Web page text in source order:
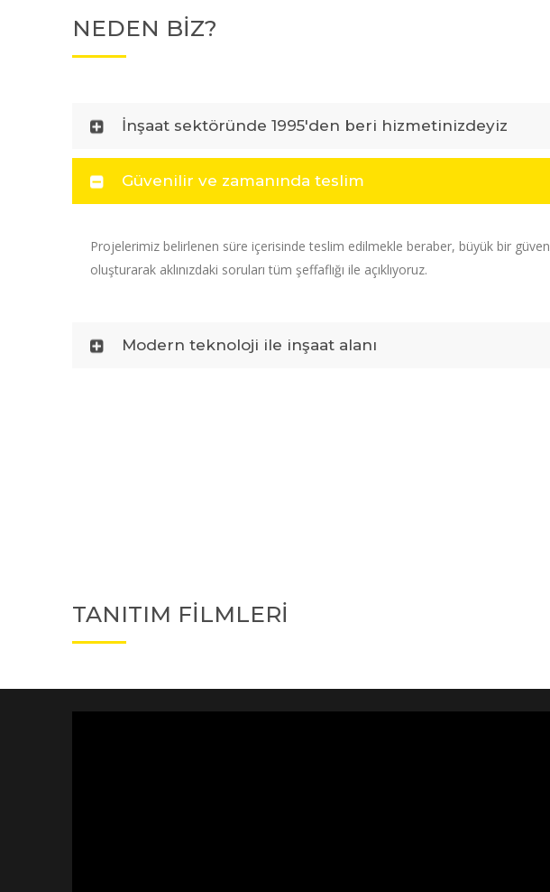
NEDEN BİZ?
İnşaat sektöründe 1995'den beri hizmetinizdeyiz
Güvenilir ve zamanında teslim
Projelerimiz belirlenen süre içerisinde teslim edilmekle beraber, büyük bir güven
oluşturarak aklınızdaki soruları tüm şeffaflığı ile açıklıyoruz.
Modern teknoloji ile inşaat alanı
TANITIM FİLMLERİ